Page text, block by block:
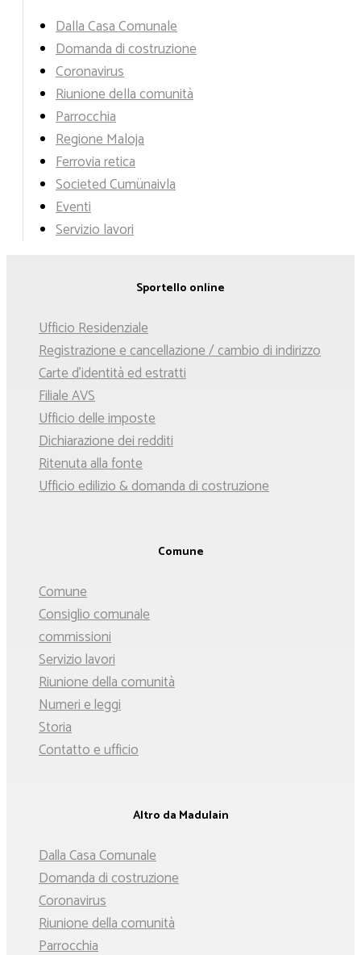
Dalla Casa Comunale
Domanda di costruzione
Coronavirus
Riunione della comunità
Parrocchia
Regione Maloja
Ferrovia retica
Societed Cumünaivla
Eventi
Servizio lavori
Sportello online
Ufficio Residenziale
Registrazione e cancellazione / cambio di indirizzo
Carte d'identità ed estratti
Filiale AVS
Ufficio delle imposte
Dichiarazione dei redditi
Ritenuta alla fonte
Ufficio edilizio & domanda di costruzione
Comune
Comune
Consiglio comunale
commissioni
Servizio lavori
Riunione della comunità
Numeri e leggi
Storia
Contatto e ufficio
Altro da Madulain
Dalla Casa Comunale
Domanda di costruzione
Coronavirus
Riunione della comunità
Parrocchia